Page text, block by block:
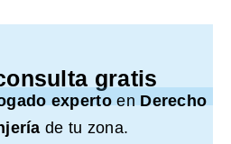
gratis
expertoen Derecho
de tu zona.